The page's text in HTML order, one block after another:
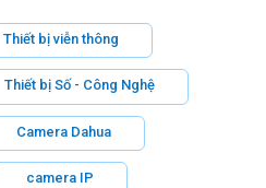
Thiết bị viễn thông
Thiết bị Số - Công Nghệ
Camera Dahua
camera IP